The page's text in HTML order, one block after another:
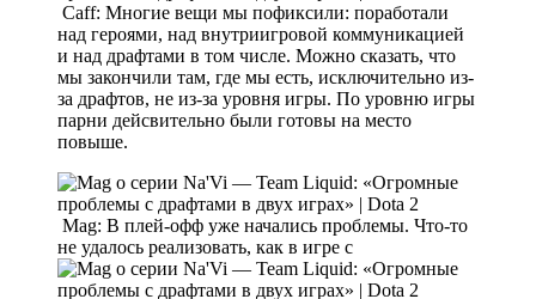
Caff: Многие вещи мы пофиксили: поработали
над героями, над внутриигровой коммуникацией
и над драфтами в том числе. Можно сказать, что
мы закончили там, где мы есть, исключительно из-
за драфтов, не из-за уровня игры. По уровню игры
парни дейсвительно были готовы на место
повыше.
Mag: В плей-офф уже начались проблемы. Что-то
не удалось реализовать, как в игре с